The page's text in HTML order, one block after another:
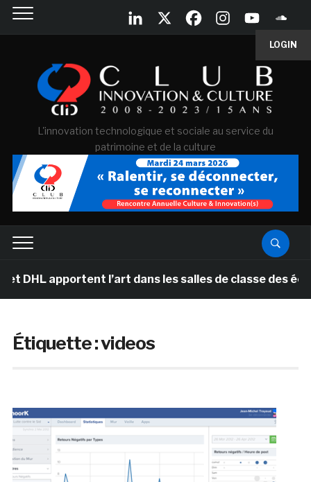
LOGIN
L'innovation technologique et sociale au service du
patrimoine et de la culture
l’art dans les salles de classe des écoles
Étiquette :videos